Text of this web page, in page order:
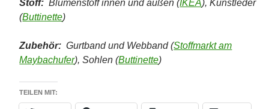
Stoff: Blumenstoff innen und außen (IKEA), Kunstleder
(Buttinette)
Zubehör: Gurtband und Webband (Stoffmarkt am
Maybachufer), Sohlen (Buttinette)
TEILEN MIT: